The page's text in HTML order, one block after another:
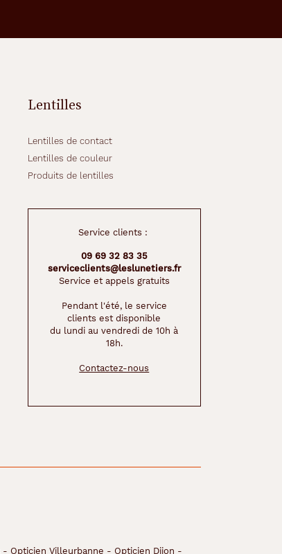
Lentilles
Lentilles de contact
Lentilles de couleur
Produits de lentilles
Service clients :
09 69 32 83 35
serviceclients@leslunetiers.fr
Service et appels gratuits
Pendant l'été, le service
clients est disponible
du lundi au vendredi de 10h à
18h.
Contactez-nous
- Opticien Villeurbanne - Opticien Dijon -